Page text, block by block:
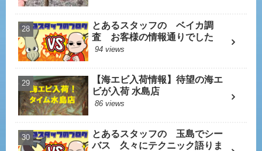
とあるスタッフの ベイカ調
査 お客様の情報通りでした
94 views
【海エビ入荷情報】待望の海エ
ビが入荷 水島店
86 views
とあるスタッフの 玉島でシー
バス 久々にテクニック語りま